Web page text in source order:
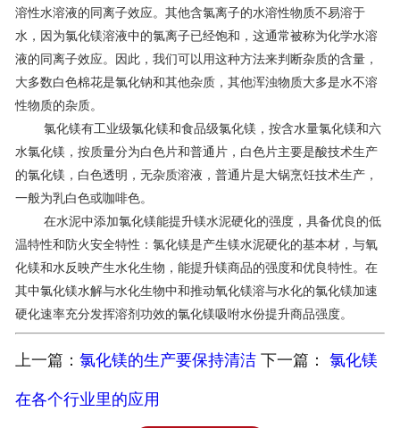
溶性水溶液的同离子效应。其他含氯离子的水溶性物质不易溶于
水，因为氯化镁溶液中的氯离子已经饱和，这通常被称为化学水溶
液的同离子效应。因此，我们可以用这种方法来判断杂质的含量，
大多数白色棉花是氯化钠和其他杂质，其他浑浊物质大多是水不溶
性物质的杂质。
氯化镁有工业级氯化镁和食品级氯化镁，按含水量氯化镁和六
水氯化镁，按质量分为白色片和普通片，白色片主要是酸技术生产
的氯化镁，白色透明，无杂质溶液，普通片是大锅烹饪技术生产，
一般为乳白色或咖啡色。
在水泥中添加氯化镁能提升镁水泥硬化的强度，具备优良的低
温特性和防火安全特性：氯化镁是产生镁水泥硬化的基本材，与氧
化镁和水反映产生水化生物，能提升镁商品的强度和优良特性。在
其中氯化镁水解与水化生物中和推动氧化镁溶与水化的氯化镁加速
硬化速率充分发挥溶剂功效的氯化镁吸咐水份提升商品强度。
上一篇： 氯化镁的生产要保持清洁下一篇： 氯化镁
在各个行业里的应用